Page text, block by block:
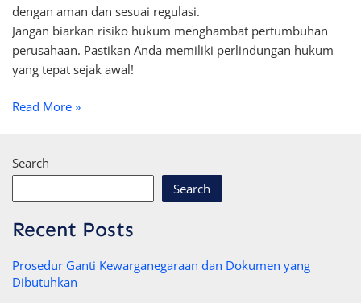
dengan aman dan sesuai regulasi.
Jangan biarkan risiko hukum menghambat pertumbuhan
perusahaan. Pastikan Anda memiliki perlindungan hukum
yang tepat sejak awal!
Read More »
Search
Search
Recent Posts
Prosedur Ganti Kewarganegaraan dan Dokumen yang
Dibutuhkan